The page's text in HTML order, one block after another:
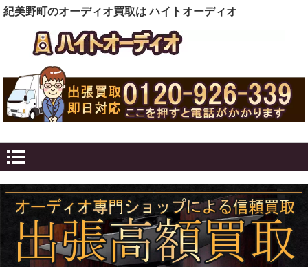
紀美野町のオーディオ買取は ハイトオーディオ